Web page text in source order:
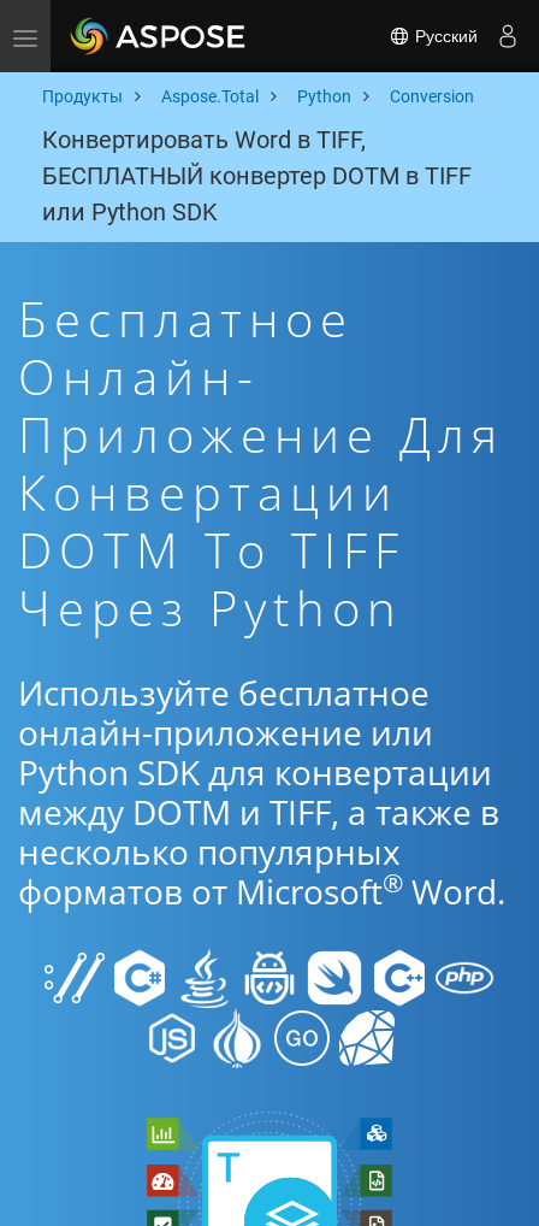
Toggle navigation Русский
Продукты Aspose.Total Python Conversion
Конвертировать Word в TIFF,
БЕСПЛАТНЫЙ конвертер DOTM в TIFF
или Python SDK
Бесплатное
Онлайн-
Приложение Для
Конвертации
DOTM To TIFF
Через Python
Используйте бесплатное
онлайн-приложение или
Python SDK для конвертации
между DOTM и TIFF, а также в
несколько популярных
форматов от Microsoft® Word.